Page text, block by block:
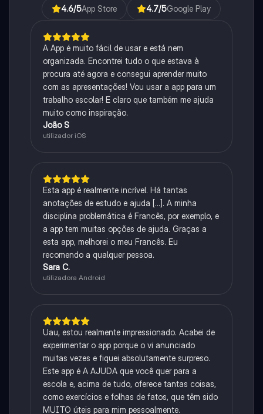
4.6/5App Store 4.7/5Google Play
A App é muito fácil de usar e está nem
organizada. Encontrei tudo o que estava à
procura até agora e consegui aprender muito
com as apresentações! Vou usar a app para um
trabalho escolar! E claro que também me ajuda
muito como inspiração.
João S
utilizador iOS
Esta app é realmente incrível. Há tantas
anotações de estudo e ajuda [...]. A minha
disciplina problemática é Francês, por exemplo, e
a app tem muitas opções de ajuda. Graças a
esta app, melhorei o meu Francês. Eu
recomendo a qualquer pessoa.
Sara C.
utilizadora Android
Uau, estou realmente impressionado. Acabei de
experimentar o app porque o vi anunciado
muitas vezes e fiquei absolutamente surpreso.
Este app é A AJUDA que você quer para a
escola e, acima de tudo, oferece tantas coisas,
como exercícios e folhas de fatos, que têm sido
MUITO úteis para mim pessoalmente.